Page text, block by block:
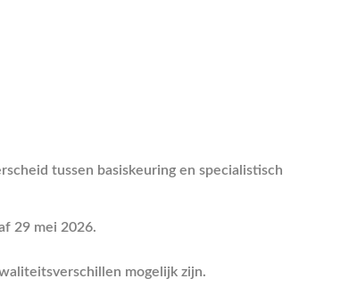
tussen basiskeuring en specialistisch
29 mei 2026.
mogelijk zijn.